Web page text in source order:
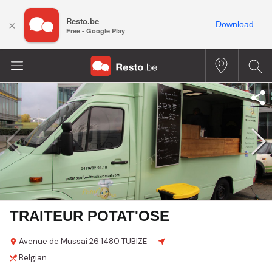
TRAITEUR POTAT'OSE
Avenue de Mussai 26 1480 TUBIZE
Belgian
× Resto.be
Free - Google Play
Download